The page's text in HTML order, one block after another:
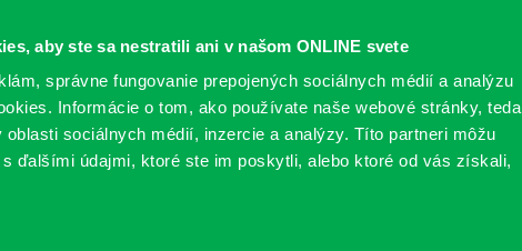
aby ste sa nestratili ani v našom ONLINE svete
správne fungovanie prepojených sociálnych médií a analýzu
Informácie o tom, ako používate naše webové stránky, teda
sociálnych médií, inzercie a analýzy. Títo partneri môžu
ďalšími údajmi, ktoré ste im poskytli, alebo ktoré od vás získali,
PODUJATIA POBOČKY O KNIŽNICI